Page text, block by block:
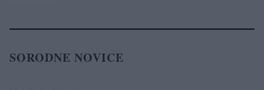
SORODNE NOVICE